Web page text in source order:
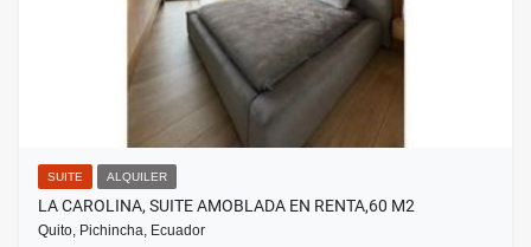
SUITE ALQUILER
LA CAROLINA, SUITE AMOBLADA EN RENTA,60 M2
Quito, Pichincha, Ecuador